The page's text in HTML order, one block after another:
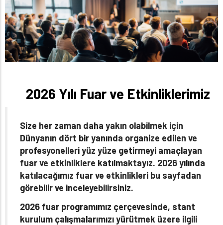
2026 Yılı Fuar ve Etkinliklerimiz
Size her zaman daha yakın olabilmek için
Dünyanın dört bir yanında organize edilen ve
profesyonelleri yüz yüze getirmeyi amaçlayan
fuar ve etkinliklere katılmaktayız. 2026 yılında
katılacağımız fuar ve etkinlikleri bu sayfadan
görebilir ve inceleyebilirsiniz.
2026 fuar programımız çerçevesinde, stant
kurulum çalışmalarımızı yürütmek üzere ilgili